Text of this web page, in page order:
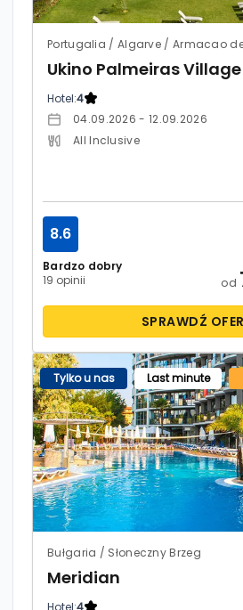
Portugalia / Algarve / Armacao de
Hotel:4
04.09.2026 - 12.09.2026
All Inclusive
Bardzo dobry
19 opinii
8.6
od
SPRAWDŹ
Tylko u nas Last minute
Bułgaria / Słoneczny Brzeg
Meridian